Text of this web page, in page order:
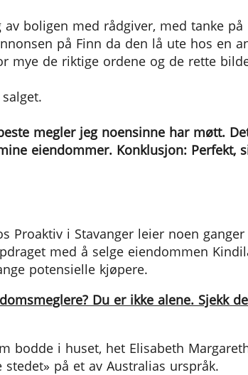
av boligen med rådgiver, med tanke
på Finn da den lå ute hos en
mye de riktige ordene og de rette
megler jeg noensinne har møtt.
eiendommer. Konklusjon: Perfekt,
Proaktiv i Stavanger leier noen
med å selge eiendommen
potensielle kjøpere.
Du er ikke alene. Sjekk
bodde i huset, het Elisabeth
på et av Australias urspråk.